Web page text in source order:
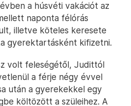
a húsvéti vakációt az
naponta félórás
illetve köteles keresete
gyerektartásként kifizetni.
volt feleségétől, Judittól
a férje négy évvel
után a gyerekekkel egy
költözött a szüleihez. A